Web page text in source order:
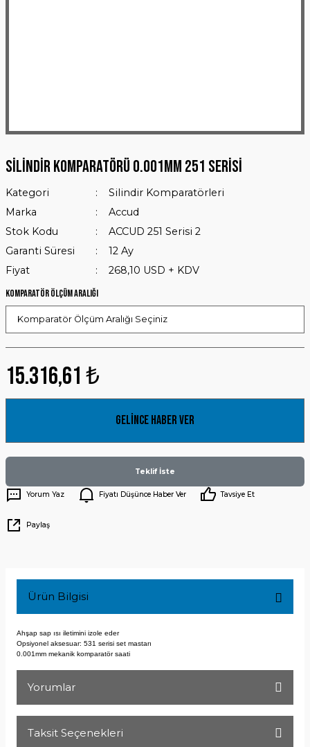
Silindir Komparatörü 0.001mm 251 Serisi
Kategori
Silindir Komparatörleri
Marka
Accud
Stok Kodu
ACCUD 251 Serisi 2
Garanti Süresi
12 Ay
Fiyat
268,10 USD + KDV
Komparatör Ölçüm Aralığı
15.316,61 ₺
Gelince Haber Ver
Teklif İste
Yorum Yaz Fiyatı Düşünce Haber Ver Tavsiye Et
Paylaş
Ürün Bilgisi
Ahşap sap ısı iletimini izole eder
Opsiyonel aksesuar: 531 serisi set mastarı
0.001mm mekanik komparatör saati
Yorumlar
Taksit Seçenekleri